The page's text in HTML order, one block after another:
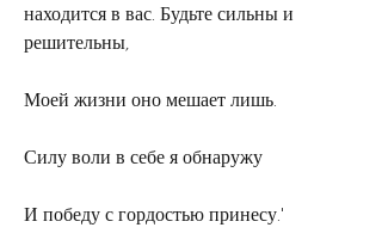
находится в вас. Будьте сильны и
решительны,
Моей жизни оно мешает лишь.
Силу воли в себе я обнаружу
И победу с гордостью принесу.'